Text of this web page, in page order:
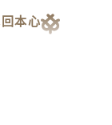
本心